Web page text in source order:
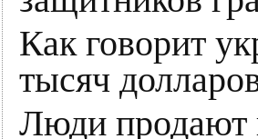
Как говорит
тысяч
Люди продают